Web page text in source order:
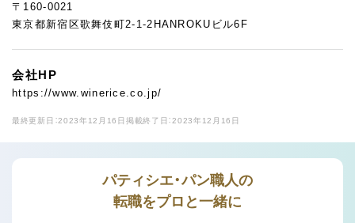
〒160-0021
東京都新宿区歌舞伎町2-1-2HANROKUビル6F
会社HP
https://www.winerice.co.jp/
最終更新日：2023年12月16日 掲載終了日：2023年12月16日
パティシエ・パン職人の
転職をプロと一緒に